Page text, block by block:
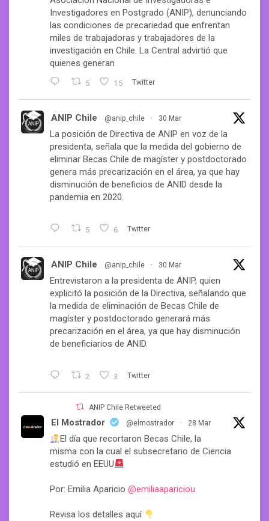
Investigadores en Postgrado (ANIP), denunciando
las condiciones de precariedad que enfrentan
miles de trabajadoras y trabajadores de la
investigación en Chile. La Central advirtió que
quienes generan
5 15 Twitter
ANIP Chile @anip_chile · 30 Mar
La posición de Directiva de ANIP en voz de la
presidenta, señala que la medida del gobierno de
eliminar Becas Chile de magíster y postdoctorado
genera más precarización en el área, ya que hay
disminución de beneficios de ANID desde la
pandemia en 2020.
5 6 Twitter
ANIP Chile @anip_chile · 30 Mar
Entrevistaron a la presidenta de ANIP, quien
explicitó la posición de la Directiva, señalando que
la medida de eliminación de Becas Chile de
magíster y postdoctorado generará más
precarización en el área, ya que hay disminución
de beneficiarios de ANID.
2 3 Twitter
ANIP Chile Retweeted
El Mostrador @elmostrador · 28 Mar
El día que recortaron Becas Chile, la
misma con la cual el subsecretario de Ciencia
estudió en EEUU
Por: Emilia Aparicio @emiliaapariciou
Revisa los detalles aquí